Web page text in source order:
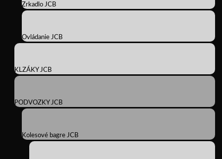
Zrkadlo JCB
Ovládanie JCB
KLZÁKY JCB
PODVOZKY JCB
Kolesové bagre JCB